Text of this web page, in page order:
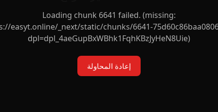
Loading chunk 6641 failed. (missing:
easyt.online/_next/static/chunks/6641-
dpl=dpl_4aeGupBxWBhk1FqhKBzJyHeN8Uie)
إعادة المحاولة